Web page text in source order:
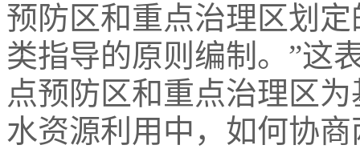
预防区和重点治理区划
类指导的原则编制。”这
点预防区和重点治理区
水资源利用中，如何协